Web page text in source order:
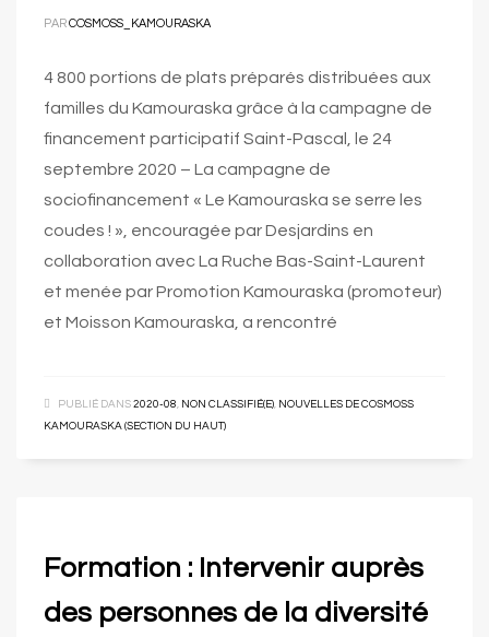
PARCOSMOSS_KAMOURASKA
4 800 portions de plats préparés distribuées aux
familles du Kamouraska grâce à la campagne de
financement participatif Saint-Pascal, le 24
septembre 2020 – La campagne de
sociofinancement « Le Kamouraska se serre les
coudes ! », encouragée par Desjardins en
collaboration avec La Ruche Bas-Saint-Laurent
et menée par Promotion Kamouraska (promoteur)
et Moisson Kamouraska, a rencontré
PUBLIÉ DANS 2020-08, NON CLASSIFIÉ(E), NOUVELLES DE COSMOSS
KAMOURASKA (SECTION DU HAUT)
Formation : Intervenir auprès
des personnes de la diversité